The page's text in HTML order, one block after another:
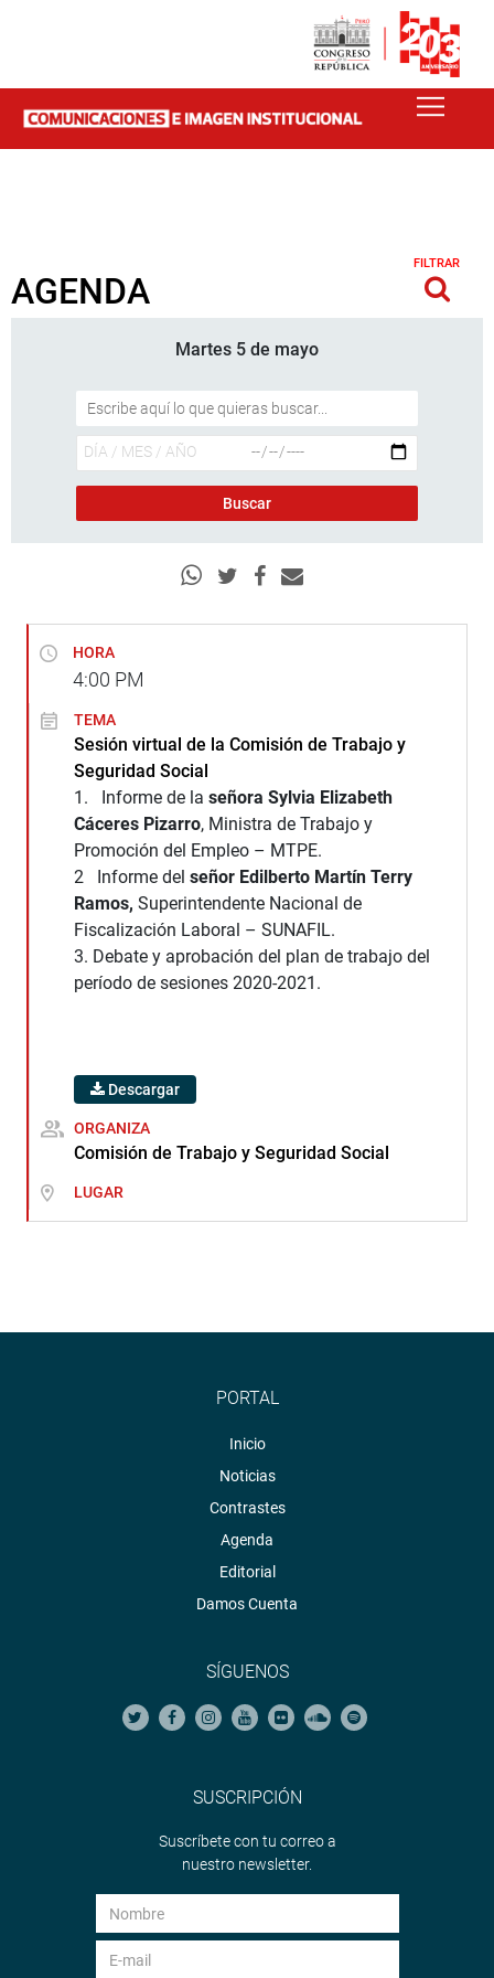
AGENDA
FILTRAR
Martes 5 de mayo
HORA
4:00 PM
TEMA
Sesión virtual de la Comisión de Trabajo y
Seguridad Social
1. Informe de la señora Sylvia Elizabeth
Cáceres Pizarro, Ministra de Trabajo y
Promoción del Empleo – MTPE.
2 Informe del señor Edilberto Martín Terry
Ramos, Superintendente Nacional de
Fiscalización Laboral – SUNAFIL.
3. Debate y aprobación del plan de trabajo del
período de sesiones 2020-2021.
Descargar
ORGANIZA
Comisión de Trabajo y Seguridad Social
LUGAR
PORTAL
Inicio
Noticias
Contrastes
Agenda
Editorial
Damos Cuenta
SÍGUENOS
SUSCRIPCIÓN
Suscríbete con tu correo a
nuestro newsletter.